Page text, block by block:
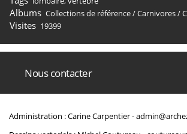
Albums Collections de référence/Carnivores/
Visites 19399
Nous contacter
Administration : Carine Carpentier -